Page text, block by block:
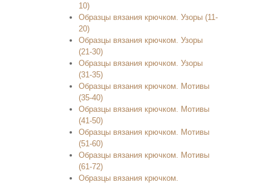
10)
Образцы вязания крючком. Узоры (11-
20)
Образцы вязания крючком. Узоры
(21-30)
Образцы вязания крючком. Узоры
(31-35)
Образцы вязания крючком. Мотивы
(35-40)
Образцы вязания крючком. Мотивы
(41-50)
Образцы вязания крючком. Мотивы
(51-60)
Образцы вязания крючком. Мотивы
(61-72)
Образцы вязания крючком.